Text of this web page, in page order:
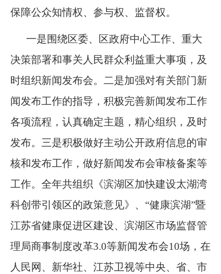
保障公众知情权、参与权、监督权。
一是围绕区委、区政府中心工作、重大
决策部署和事关人民群众利益重大事项，及
时组织新闻发布会。二是加强对有关部门新
闻发布工作的指导，积极完善新闻发布工作
各项流程，认真确定主题，精心组织，及时
发布。三是积极做好主动公开政府信息的审
核和发布工作，做好新闻发布会审核备案等
工作。全年共组织《滨湖区加快建设太湖湾
科创带引领区的政策意见》、“健康滨湖”暨
江苏省健康促进区建设、滨湖区市场监督管
理局商事制度改革3.0等新闻发布会10场，在
人民网、新华社、江苏卫视等中央、省、市